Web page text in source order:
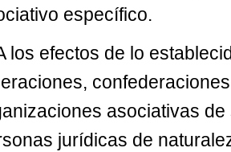
específico.
los efectos de lo
asociativas
jurídicas de